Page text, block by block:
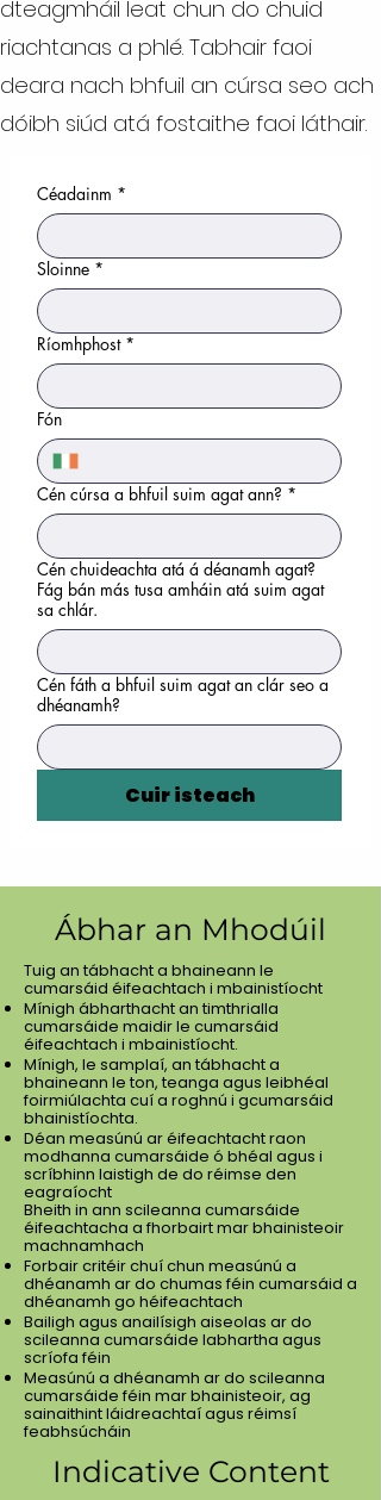
dteagmháil leat chun do chuid
riachtanas a phlé. Tabhair faoi
deara nach bhfuil an cúrsa seo ach
dóibh siúd atá fostaithe faoi láthair.
Céadainm *
Sloinne *
Ríomhphost *
Fón
Cén cúrsa a bhfuil suim agat ann? *
Cén chuideachta atá á déanamh agat?
Fág bán más tusa amháin atá suim agat
sa chlár.
Cén fáth a bhfuil suim agat an clár seo a
dhéanamh?
Cuir isteach
Ábhar an Mhodúil
Tuig an tábhacht a bhaineann le
cumarsáid éifeachtach i mbainistíocht
Mínigh ábharthacht an timthrialla
cumarsáide maidir le cumarsáid
éifeachtach i mbainistíocht.
Mínigh, le samplaí, an tábhacht a
bhaineann le ton, teanga agus leibhéal
foirmiúlachta cuí a roghnú i gcumarsáid
bhainistíochta.
Déan measúnú ar éifeachtacht raon
modhanna cumarsáide ó bhéal agus i
scríbhinn laistigh de do réimse den
eagraíocht
Bheith in ann scileanna cumarsáide
éifeachtacha a fhorbairt mar bhainisteoir
machnamhach
Forbair critéir chuí chun measúnú a
dhéanamh ar do chumas féin cumarsáid a
dhéanamh go héifeachtach
Bailigh agus anailísigh aiseolas ar do
scileanna cumarsáide labhartha agus
scríofa féin
Measúnú a dhéanamh ar do scileanna
cumarsáide féin mar bhainisteoir, ag
sainaithint láidreachtaí agus réimsí
feabhsúcháin
Indicative Content